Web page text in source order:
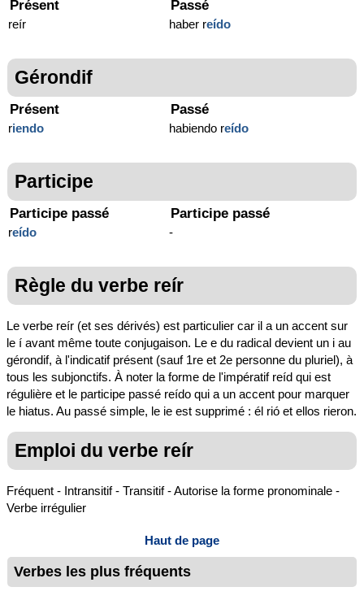
Présent
reír
Passé
haber reído
Gérondif
Présent
riendo
Passé
habiendo reído
Participe
Participe passé
reído
Participe passé
-
Règle du verbe reír
Le verbe reír (et ses dérivés) est particulier car il a un accent sur
le í avant même toute conjugaison. Le e du radical devient un i au
gérondif, à l'indicatif présent (sauf 1re et 2e personne du pluriel), à
tous les subjonctifs. À noter la forme de l'impératif reíd qui est
régulière et le participe passé reído qui a un accent pour marquer
le hiatus. Au passé simple, le ie est supprimé : él rió et ellos rieron.
Emploi du verbe reír
Fréquent - Intransitif - Transitif - Autorise la forme pronominale -
Verbe irrégulier
Haut de page
Verbes les plus fréquents